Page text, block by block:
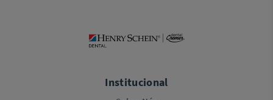
Institucional